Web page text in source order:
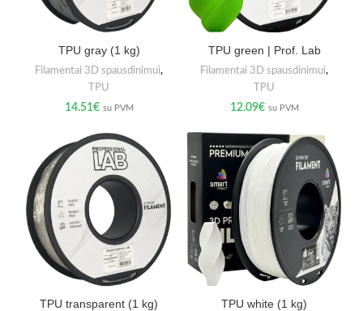
TPU gray (1 kg)
Filamentai 3D spausdinimui,
TPU
14.51€ su PVM
TPU green | Prof. Lab
Filamentai 3D spausdinimui,
TPU
12.09€ su PVM
TPU transparent (1 kg) TPU white (1 kg)